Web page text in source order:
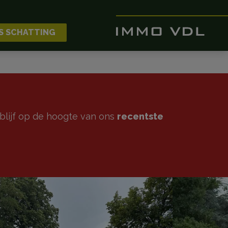
SCHATTING
op de hoogte van ons recentste